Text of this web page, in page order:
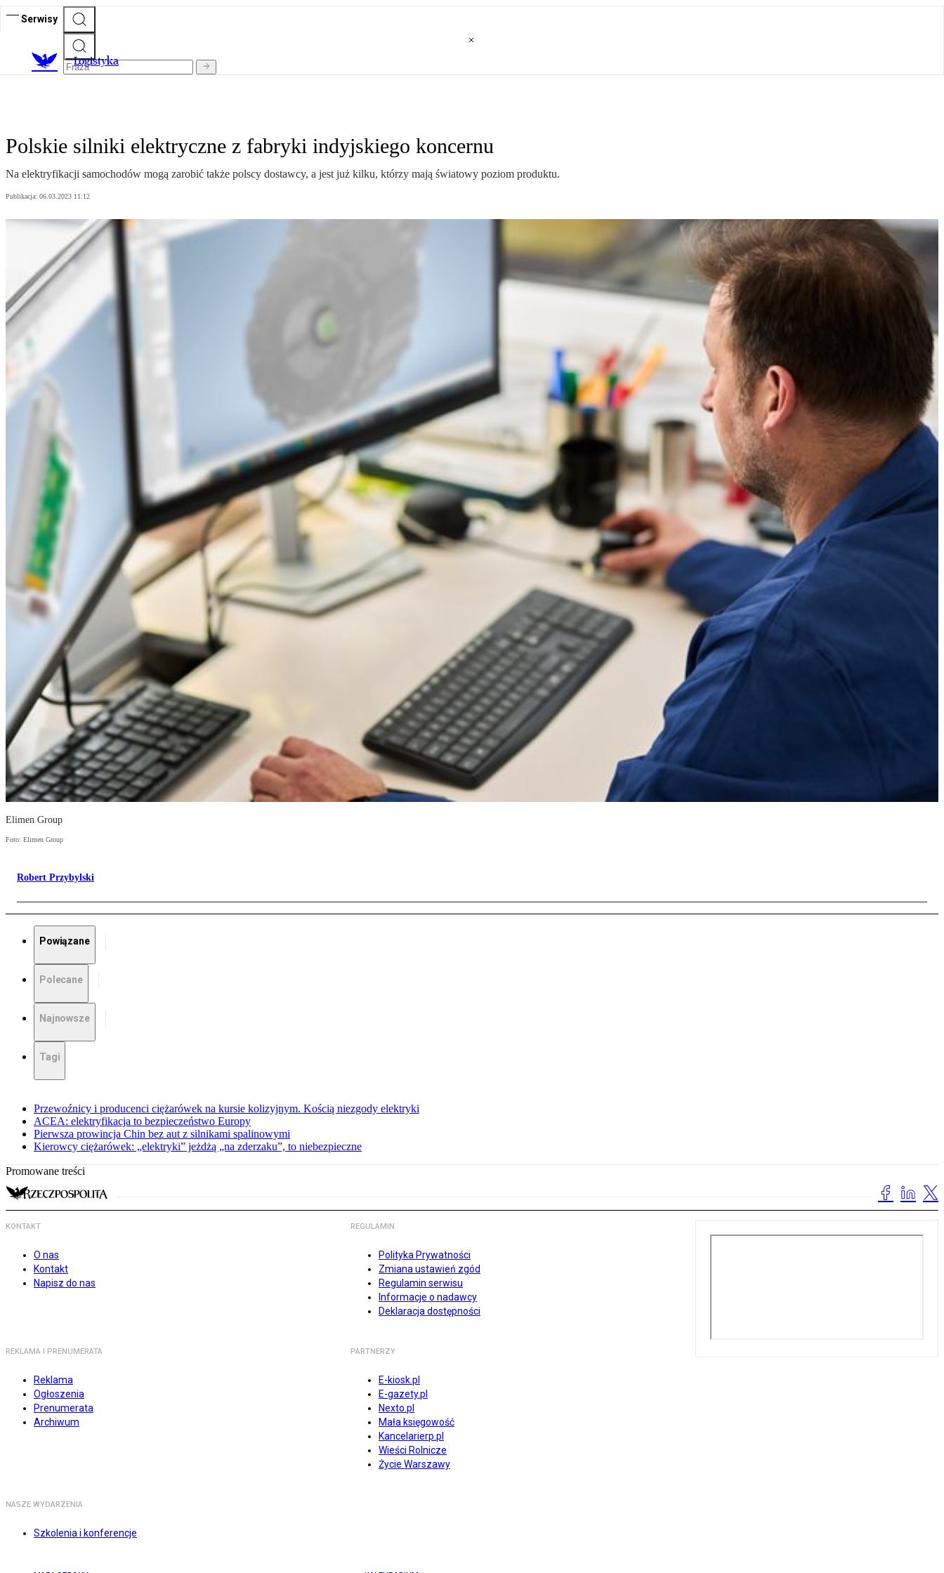
Serwisy
Logistyka
Polskie silniki elektryczne z fabryki indyjskiego koncernu
Na elektryfikacji samochodów mogą zarobić także polscy dostawcy, a jest już kilku, którzy mają światowy poziom produktu.
Publikacja: 06.03.2023 11:12
Elimen Group
Foto: Elimen Group
Robert Przybylski
Powiązane
Polecane
Najnowsze
Tagi
Przewoźnicy i producenci ciężarówek na kursie kolizyjnym. Kością niezgody elektryki
ACEA: elektryfikacja to bezpieczeństwo Europy
Pierwsza prowincja Chin bez aut z silnikami spalinowymi
Kierowcy ciężarówek: „elektryki” jeżdżą „na zderzaku”, to niebezpieczne
Promowane treści
KONTAKT
O nas
Kontakt
Napisz do nas
REGULAMIN
Polityka Prywatności
Zmiana ustawień zgód
Regulamin serwisu
Informacje o nadawcy
Deklaracja dostępności
REKLAMA I PRENUMERATA
Reklama
Ogłoszenia
Prenumerata
Archiwum
PARTNERZY
E-kiosk.pl
E-gazety.pl
Nexto.pl
Mała księgowość
Kancelarierp.pl
Wieści Rolnicze
Życie Warszawy
NASZE WYDARZENIA
Szkolenia i konferencje